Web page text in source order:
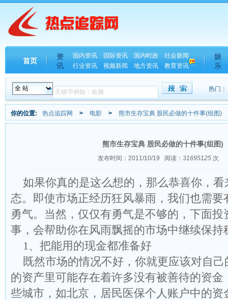
首页
资
讯
国内资讯 国际资讯 国内时政
社会新闻
行业资讯
视频新闻 地方资讯 教育资讯
娱
乐
热门：
你的位置: 热点追踪网 > 电影 > 熊市生存宝典 股民必做的十件事(组图)
熊市生存宝典 股民必做的十件事(组图)
发布时间：2011/10/19 阅读： 31695125 次
如果你真的是这么想的，那么恭喜你，看
态。即使市场正经历狂风暴雨，我们也需要
勇气。当然，仅仅有勇气是不够的，下面投
事，会帮助你在风雨飘摇的市场中继续保持
1、把能用的现金都准备好
既然市场的情况不好，你就更应该对自己
的资产里可能存在着许多没有被善待的资金
些城市，如北京，居民医保个人账户中的资